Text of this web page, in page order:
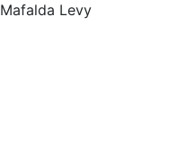
Mafalda Levy